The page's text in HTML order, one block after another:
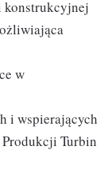
konstrukcyjnej
w
i wspierających
Turbin